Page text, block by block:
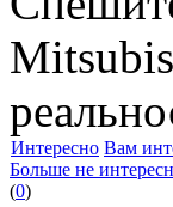
Интересно Вам
Больше не
(0)